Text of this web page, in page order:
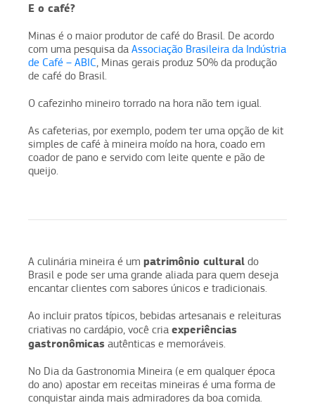
E o café?
Minas é o maior produtor de café do Brasil. De acordo
com uma pesquisa da Associação Brasileira da Indústria
de Café – ABIC, Minas gerais produz 50% da produção
de café do Brasil.
O cafezinho mineiro torrado na hora não tem igual.
As cafeterias, por exemplo, podem ter uma opção de kit
simples de café à mineira moído na hora, coado em
coador de pano e servido com leite quente e pão de
queijo.
A culinária mineira é um patrimônio cultural do
Brasil e pode ser uma grande aliada para quem deseja
encantar clientes com sabores únicos e tradicionais.
Ao incluir pratos típicos, bebidas artesanais e releituras
criativas no cardápio, você cria experiências
gastronômicas autênticas e memoráveis.
No Dia da Gastronomia Mineira (e em qualquer época
do ano) apostar em receitas mineiras é uma forma de
conquistar ainda mais admiradores da boa comida.